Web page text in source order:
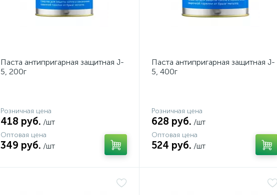
Паста антипригарная защитная J-
5, 200г
Розничная цена
418 руб. /шт
Оптовая цена
349 руб. /шт
Паста антипригарная защитная J-
5, 400г
Розничная цена
628 руб. /шт
Оптовая цена
524 руб. /шт